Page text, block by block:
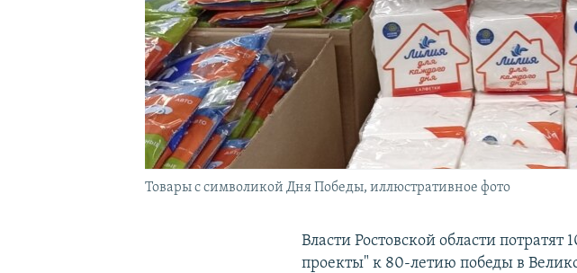
Товары с символикой Дня Победы, иллюстративное фото
Власти Ростовской области
проекты" к 80-летию победы в